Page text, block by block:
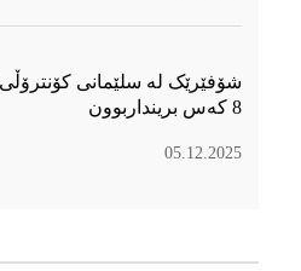
شۆفێرێک لە سلێمانی
8 کەس برینداربوون
05.12.2025